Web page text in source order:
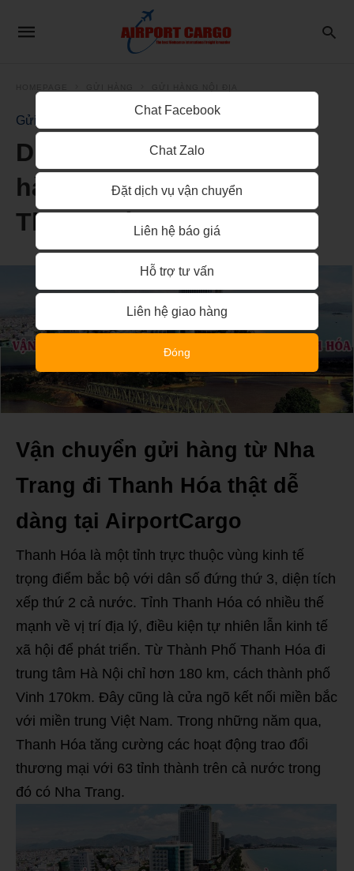
Gửi Hàng Nội Địa
Dịch vụ vận chuyển gửi
hàng từ Nha Trang đi
Thanh Hóa
Vận chuyển gửi hàng từ Nha
Trang đi Thanh Hóa thật dễ
dàng tại AirportCargo
Thanh Hóa là một tỉnh trực thuộc vùng kinh tế
trọng điểm bắc bộ với dân số đứng thứ 3, diện tích
xếp thứ 2 cả nước. Tỉnh Thanh Hóa có nhiều thế
mạnh về vị trí địa lý, điều kiện tự nhiên lẫn kinh tế
xã hội để phát triển. Từ Thành Phố Thanh Hóa đi
trung tâm Hà Nội chỉ hơn 180 km, cách thành phố
Vinh 170km. Đây cũng là cửa ngõ kết nối miền bắc
với miền trung Việt Nam. Trong những năm qua,
Thanh Hóa tăng cường các hoạt động trao đổi
thương mại với 63 tỉnh thành trên cả nước trong
đó có Nha Trang.
Chat Facebook
Chat Zalo
Đặt dịch vụ vận chuyển
Liên hệ báo giá
Hỗ trợ tư vấn
Liên hệ giao hàng
Đóng